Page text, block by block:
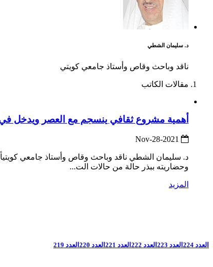
د. سليمان الشطي
ناقد وباحث وقاص وأستاذ جامعي كويتي
مقالات الكاتب
أهمية مشروع ثقافي ينسجم مع العصر ويدخل في
د. سليمان الشطي ناقد وباحث وقاص وأستاذ جامعي
وحضاريته ببذر حالة من حالات الت...
المزيد
العدد 224 العدد 223 العدد 222 العدد 221 العدد 220 العدد 219